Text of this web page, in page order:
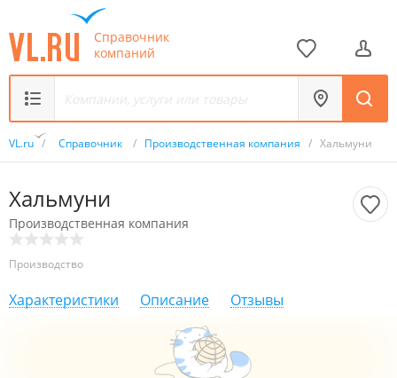
Справочник
компаний
VL.ru / Справочник / Производственная компания / Хальмуни
Хальмуни
Производственная компания
Производство
Характеристики Описание Отзывы